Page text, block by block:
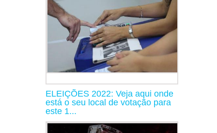
ELEIÇÕES 2022: Veja aqui onde
está o seu local de votação para
este 1...